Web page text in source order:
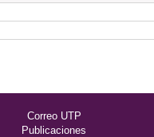
Correo UTP
Publicaciones